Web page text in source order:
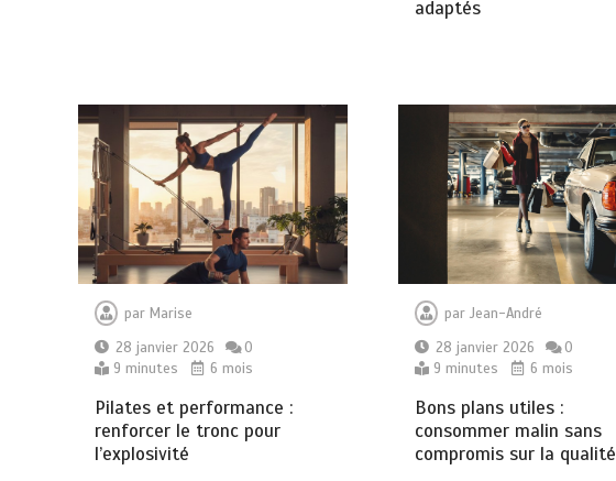
adaptés
parMarise
28 janvier 2026
0
9 minutes
6 mois
Pilates et performance :
renforcer le tronc pour
l’explosivité
par Jean-André
28 janvier 2026
0
9 minutes
6 mois
Bons plans utiles :
consommer malin sans
compromis sur la qualité